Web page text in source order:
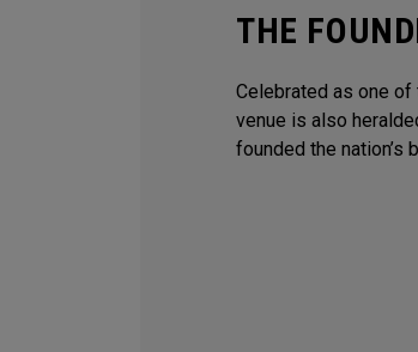
THE
Celebrated as one
venue is also
founded the